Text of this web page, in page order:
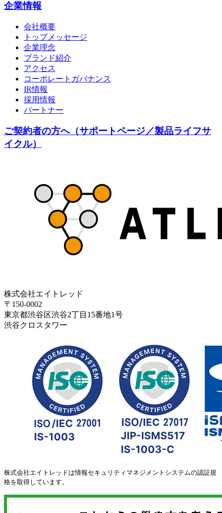
企業情報
会社概要
トップメッセージ
企業理念
ブランド紹介
アクセス
コーポレートガバナンス
IR情報
採用情報
パートナー
ご契約者の方へ（サポートページ／製品ライフサ
イクル）
株式会社エイトレッド
〒150-0002
東京都渋谷区渋谷2丁目15番地1号
渋谷クロスタワー
株式会社エイトレッドは情報セキュリティマネジメントシステムの認証規
格を取得しています。